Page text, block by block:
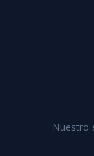
Nuestro